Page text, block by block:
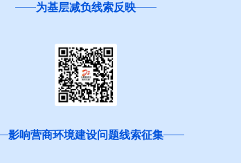
为基层减负线索反映
影响营商环境建设问题线索征集